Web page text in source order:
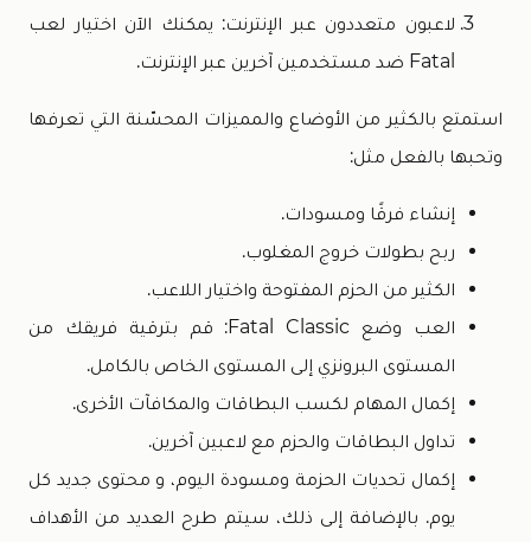
لاعبون متعددون عبر الإنترنت: يمكنك الآن اختيار لعب
Fatal ضد مستخدمين آخرين عبر الإنترنت.
استمتع بالكثير من الأوضاع والمميزات المحسّنة التي تعرفها
وتحبها بالفعل مثل:
إنشاء فرقًا ومسودات.
ربح بطولات خروج المغلوب.
الكثير من الحزم المفتوحة واختيار اللاعب.
العب وضع Fatal Classic: قم بترقية فريقك من
المستوى البرونزي إلى المستوى الخاص بالكامل.
إكمال المهام لكسب البطاقات والمكافآت الأخرى.
تداول البطاقات والحزم مع لاعبين آخرين.
إكمال تحديات الحزمة ومسودة اليوم، و محتوى جديد كل
يوم. بالإضافة إلى ذلك، سيتم طرح العديد من الأهداف